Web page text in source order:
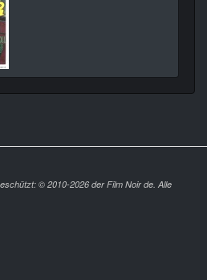
© 2010-2026 der Film Noir de. Alle